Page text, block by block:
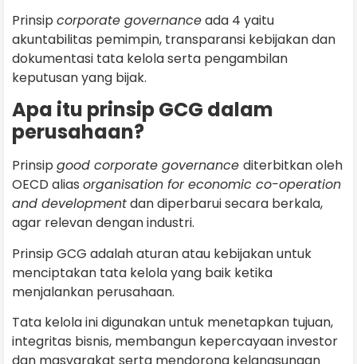
Prinsip corporate governanceada 4 yaitu
akuntabilitas pemimpin, transparansi kebijakan dan
dokumentasi tata kelola serta pengambilan
keputusan yang bijak.
Apa itu prinsip GCG dalam
perusahaan?
Prinsip good corporate governance diterbitkan oleh
OECD alias organisation for economic co-operation
and developmentdan diperbarui secara berkala,
agar relevan dengan industri.
Prinsip GCG adalah aturan atau kebijakan untuk
menciptakan tata kelola yang baik ketika
menjalankan perusahaan.
Tata kelola ini digunakan untuk menetapkan tujuan,
integritas bisnis, membangun kepercayaan investor